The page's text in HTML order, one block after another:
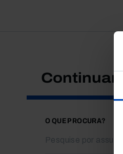
Continuar
O QUE PROCURA?